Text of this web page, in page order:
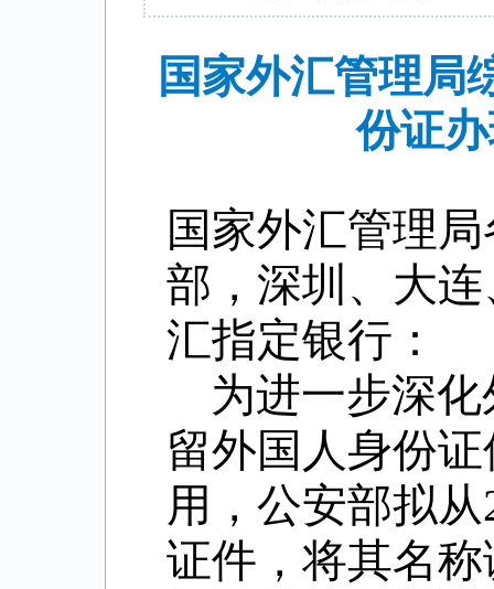
国家外汇管理局
份证
国家外汇管理
部，深圳、大
汇指定银行：
为进一步深
留外国人身份
用，公安部拟从
证件，将其名